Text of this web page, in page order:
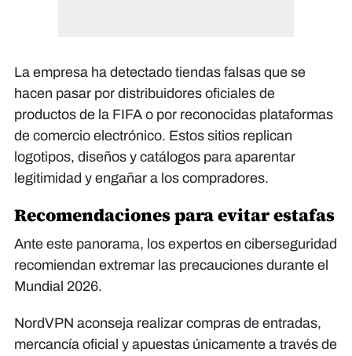
La empresa ha detectado tiendas falsas que se
hacen pasar por distribuidores oficiales de
productos de la FIFA o por reconocidas plataformas
de comercio electrónico. Estos sitios replican
logotipos, diseños y catálogos para aparentar
legitimidad y engañar a los compradores.
Recomendaciones para evitar estafas
Ante este panorama, los expertos en ciberseguridad
recomiendan extremar las precauciones durante el
Mundial 2026.
NordVPN aconseja realizar compras de entradas,
mercancía oficial y apuestas únicamente a través de